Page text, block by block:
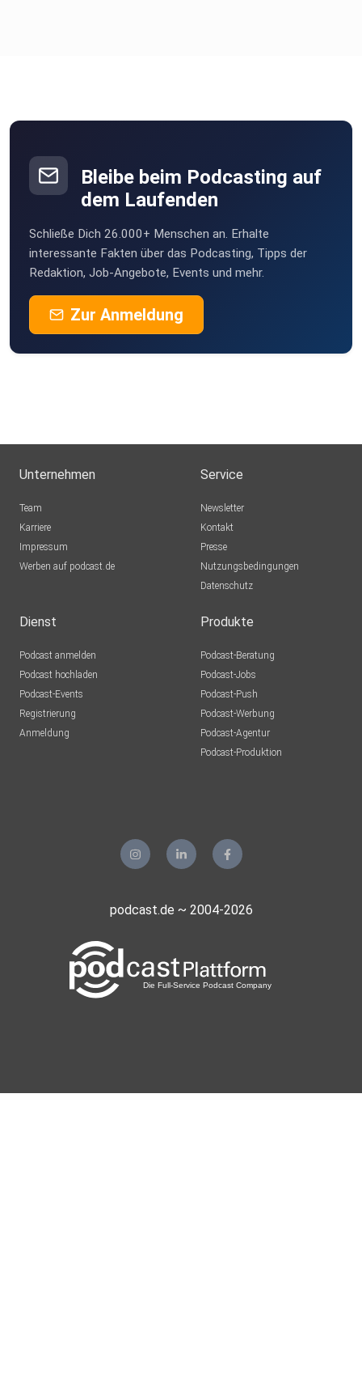
Bleibe beim Podcasting auf
dem Laufenden
Schließe Dich 26.000+ Menschen an. Erhalte
interessante Fakten über das Podcasting, Tipps der
Redaktion, Job-Angebote, Events und mehr.
Zur Anmeldung
Unternehmen
Team
Karriere
Impressum
Werben auf podcast.de
Service
Newsletter
Kontakt
Presse
Nutzungsbedingungen
Datenschutz
Dienst
Podcast anmelden
Podcast hochladen
Podcast-Events
Registrierung
Anmeldung
Produkte
Podcast-Beratung
Podcast-Jobs
Podcast-Push
Podcast-Werbung
Podcast-Agentur
Podcast-Produktion
podcast.de ~ 2004-2026